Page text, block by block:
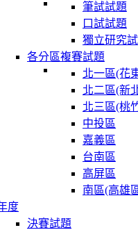
筆試試題
口試試題
獨立研究
各分區複賽試題
北一區(花
北二區(新
北三區(桃
中投區
嘉義區
台南區
高屏區
南區(高雄
度
決賽試題